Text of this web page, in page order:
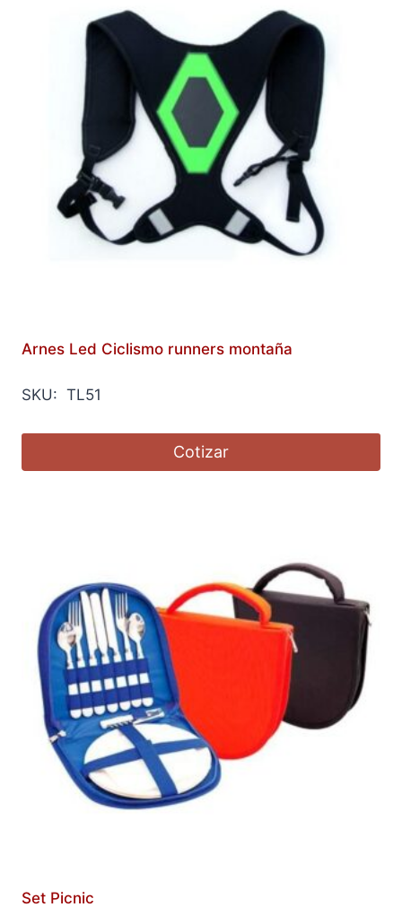
Arnes Led Ciclismo runners montaña
SKU: TL51
Cotizar
Set Picnic